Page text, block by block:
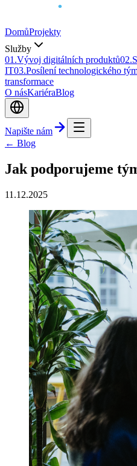
DomůProjekty
Služby
01 .Vývoj digitálních produktů02.
IT03.Posílení technologického
transformace
O násKariéraBlog
Napište nám
← Blog
Jak podporujeme
11.12.2025